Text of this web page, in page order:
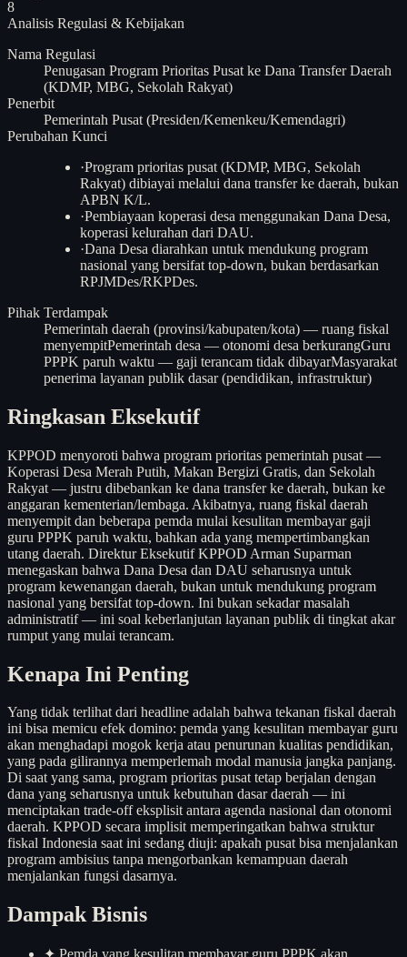
8
Analisis Regulasi & Kebijakan
Nama Regulasi
Penugasan Program Prioritas Pusat ke Dana Transfer Daerah
(KDMP, MBG, Sekolah Rakyat)
Penerbit
Pemerintah Pusat (Presiden/Kemenkeu/Kemendagri)
Perubahan Kunci
·Program prioritas pusat (KDMP, MBG, Sekolah
Rakyat) dibiayai melalui dana transfer ke daerah, bukan
APBN K/L.
·Pembiayaan koperasi desa menggunakan Dana Desa,
koperasi kelurahan dari DAU.
·Dana Desa diarahkan untuk mendukung program
nasional yang bersifat top-down, bukan berdasarkan
RPJMDes/RKPDes.
Pihak Terdampak
Pemerintah daerah (provinsi/kabupaten/kota) — ruang fiskal
menyempitPemerintah desa — otonomi desa berkurangGuru
PPPK paruh waktu — gaji terancam tidak dibayarMasyarakat
penerima layanan publik dasar (pendidikan, infrastruktur)
Ringkasan Eksekutif
KPPOD menyoroti bahwa program prioritas pemerintah pusat —
Koperasi Desa Merah Putih, Makan Bergizi Gratis, dan Sekolah
Rakyat — justru dibebankan ke dana transfer ke daerah, bukan ke
anggaran kementerian/lembaga. Akibatnya, ruang fiskal daerah
menyempit dan beberapa pemda mulai kesulitan membayar gaji
guru PPPK paruh waktu, bahkan ada yang mempertimbangkan
utang daerah. Direktur Eksekutif KPPOD Arman Suparman
menegaskan bahwa Dana Desa dan DAU seharusnya untuk
program kewenangan daerah, bukan untuk mendukung program
nasional yang bersifat top-down. Ini bukan sekadar masalah
administratif — ini soal keberlanjutan layanan publik di tingkat akar
rumput yang mulai terancam.
Kenapa Ini Penting
Yang tidak terlihat dari headline adalah bahwa tekanan fiskal daerah
ini bisa memicu efek domino: pemda yang kesulitan membayar guru
akan menghadapi mogok kerja atau penurunan kualitas pendidikan,
yang pada gilirannya memperlemah modal manusia jangka panjang.
Di saat yang sama, program prioritas pusat tetap berjalan dengan
dana yang seharusnya untuk kebutuhan dasar daerah — ini
menciptakan trade-off eksplisit antara agenda nasional dan otonomi
daerah. KPPOD secara implisit memperingatkan bahwa struktur
fiskal Indonesia saat ini sedang diuji: apakah pusat bisa menjalankan
program ambisius tanpa mengorbankan kemampuan daerah
menjalankan fungsi dasarnya.
Dampak Bisnis